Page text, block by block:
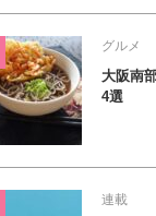
グルメ
大阪南
4選
連載